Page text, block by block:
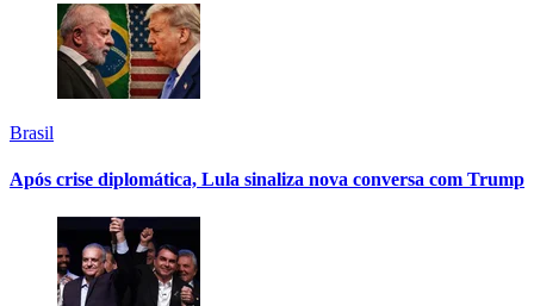
Brasil
Após crise diplomática, Lula sinaliza nova conversa com Trump